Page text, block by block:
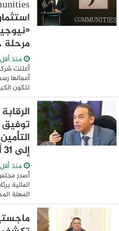
مرحلة
منذ
أعمالها
لتكون
لشركة ...
توفيق
إلى 31 أكتوبر المقبل
منذ
أصدر مجلس
المالية
المهلة
اشتراطات
الأجانب غير